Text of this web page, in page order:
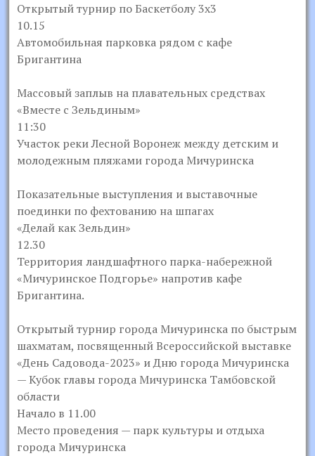
Открытый турнир по Баскетболу 3х3
10.15
Автомобильная парковка рядом с кафе
Бригантина
Массовый заплыв на плавательных средствах
«Вместе с Зельдиным»
11:30
Участок реки Лесной Воронеж между детским и
молодежным пляжами города Мичуринска
Показательные выступления и выставочные
поединки по фехтованию на шпагах
«Делай как Зельдин»
12.30
Территория ландшафтного парка-набережной
«Мичуринское Подгорье» напротив кафе
Бригантина.
Открытый турнир города Мичуринска по быстрым
шахматам, посвященный Всероссийской выставке
«День Садовода-2023» и Дню города Мичуринска
— Кубок главы города Мичуринска Тамбовской
области
Начало в 11.00
Место проведения — парк культуры и отдыха
города Мичуринска